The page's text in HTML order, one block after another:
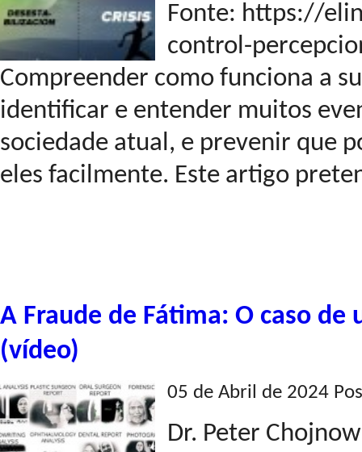
Fonte: https://
control-
Compreender como funciona a
identificar e entender muitos
sociedade atual, e prevenir que
eles facilmente. Este artigo
A Fraude de Fátima: O caso de
(vídeo)
05 de Abril de 2024
Dr. Peter